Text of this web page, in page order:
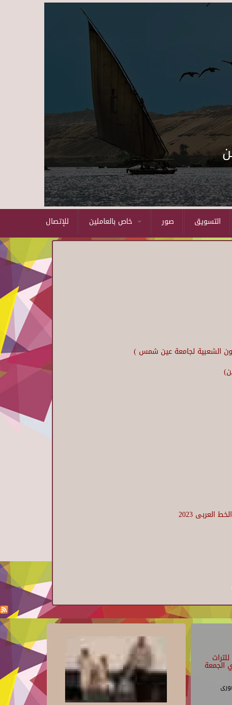
Skip to main content
للإتصال صور التسويق
الشعبية لجامعة عين شمس )
2023
الجمعة